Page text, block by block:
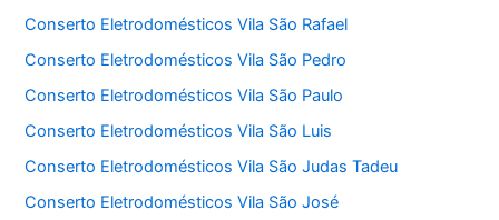
Conserto Eletrodomésticos Vila São Rafael
Conserto Eletrodomésticos Vila São Pedro
Conserto Eletrodomésticos Vila São Paulo
Conserto Eletrodomésticos Vila São Luis
Conserto Eletrodomésticos Vila São Judas Tadeu
Conserto Eletrodomésticos Vila São José